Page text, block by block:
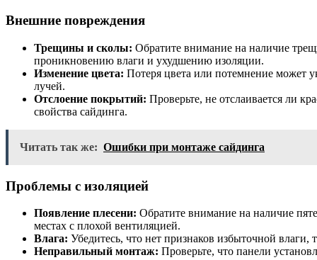
Внешние повреждения
Трещины и сколы: Обратите внимание на наличие
проникновению влаги и ухудшению изоляции.
Изменение цвета: Потеря цвета или потемнение может
лучей.
Отслоение покрытий: Проверьте, не отслаивается ли
свойства сайдинга.
Читать так же: Ошибки при монтаже сайдинга
Проблемы с изоляцией
Появление плесени: Обратите внимание на наличие
местах с плохой вентиляцией.
Влага: Убедитесь, что нет признаков избыточной влаги,
Неправильный монтаж: Проверьте, что панели